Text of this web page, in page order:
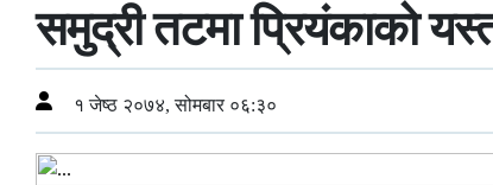
समुद्री तटमा प्रियंकाको
१ जेष्ठ २०७४, सोमबार ०६:३०